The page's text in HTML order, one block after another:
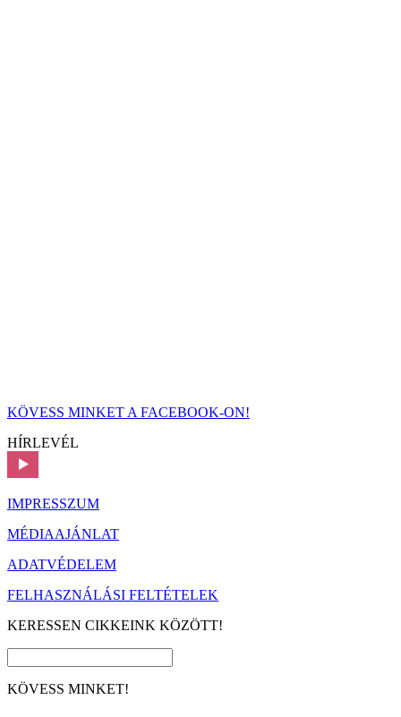
KÖVESS MINKET A FACEBOOK-ON!
HÍRLEVÉL
IMPRESSZUM
MÉDIAAJÁNLAT
ADATVÉDELEM
FELHASZNÁLÁSI FELTÉTELEK
KERESSEN CIKKEINK KÖZÖTT!
KÖVESS MINKET!